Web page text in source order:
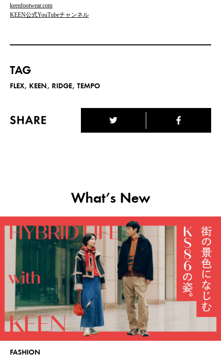
keenfootwear.com
KEEN公式YouTubeチャンネル
TAG
FLEX KEEN RIDGE TEMPO
What’s New
FASHION